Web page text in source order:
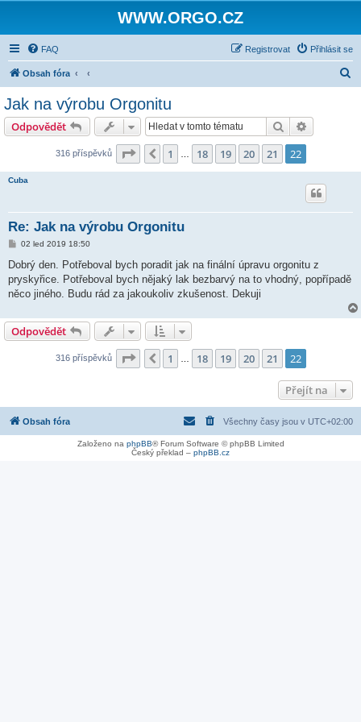
WWW.ORGO.CZ
FAQ Přihlásit se
Registrovat
Obsah fóra
Jak na výrobu Orgonitu
Odpovědět Hledat
316 příspěvků Stránka 22 z22
Předchozí
1 18 19 20 21 22
Cuba
Re: Jak na výrobu Orgonitu
P
í
p
ě
k
02 led 2019 18:50
Dobrý den. Potřeboval bych poradit jak na finální úpravu orgonitu z
pryskyřice. Potřeboval bych nějaký lak bezbarvý na to vhodný, popřípadě
něco jiného. Budu rád za jakoukoliv zkušenost. Dekuji
Odpovědět
316 příspěvků Stránka 22 z22
Předchozí
1 18 19 20 21 22
Přejít na
Obsah fóra Všechny časy jsou v UTC+02:00
Založeno na phpBB® Forum Software © phpBB Limited
Český překlad – phpBB.cz